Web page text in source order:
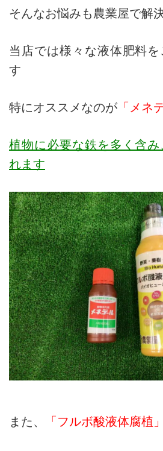
そんなお悩みも農業屋で解決
当店では様々な液体肥料
す
特にオススメなのが 「メネ
植物に必要な鉄を多く含み
れます
また、 「フルボ酸液体腐植」